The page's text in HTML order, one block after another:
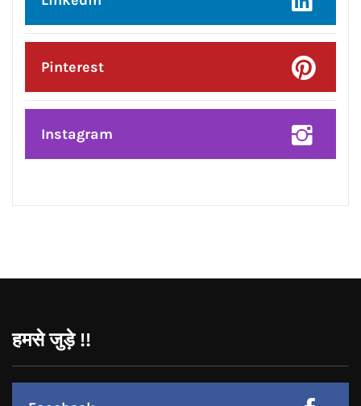
Posted On:7 Aug 2026
ਜਲੰਧਰ ਜ਼ਿਲ੍ਹੇ ’ਚ ਘਰ-ਘਰ ਗਣਨਾ ਪੜ੍ਹਾਅ
ਤਹਿਤ ਸੌ ਫੀਸਦੀ ਕਾਰਜ ਸਫ਼ਲਤਾਪੂਰਵਕ
ਮੁਕੰਮਲ